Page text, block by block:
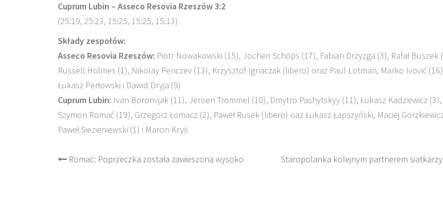
Cuprum Lubin – Asseco Resovia Rzeszów 3:2
(25:19, 25:23, 15:25, 15:25, 15:13)
Składy zespołów:
Asseco Resovia Rzeszów: Piotr Nowakowski (15), Jochen Schöps (17), Fabian Drzyzga (3), Rafał Buszek
Russell Holmes (1), Nikolay Penczev (13), Krzysztof Ignaczak (libero) oraz Paul Lotman, Marko Ivović
Łukasz Perłowski i Dawid Dryja (9)
Cuprum Lubin: Ivan Boronvjak (11), Jeroen Trommel (10), Dmytro Pashytskyy (11), Łukasz Kadziewicz (3),
Szymon Romać (19), Grzegorz Łomacz (2), Paweł Rusek (libero) oaz Łukasz Łapszyński, Maciej
Paweł Siezieniewski (1) i Marcin Kryś
Post
Romać: Poprzeczka została zawieszona wysoko Staropolanka kolejnym partnerem